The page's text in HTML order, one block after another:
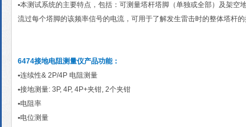
•本测试系统的主要特点，包括：可测量塔杆塔脚（单独或全部）及架
流过每个塔脚的该频率信号的电流，可用于了解发生雷击时的整体塔杆的
6474接地电阻测量仪产品功能：
•连续性& 2P/4P 电阻测量
•接地测量: 3P, 4P, 4P+夹钳, 2个夹钳
•电阻率
•电位测量